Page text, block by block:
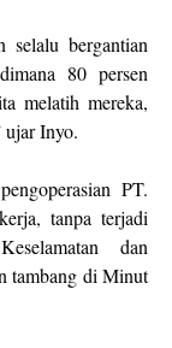
bergantian
80 persen
melatih mereka,
ujar Inyo.
PT.
tanpa terjadi
dan
tambang di Minut